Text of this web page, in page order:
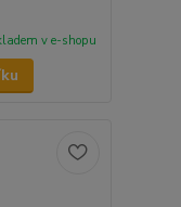
v e-shopu